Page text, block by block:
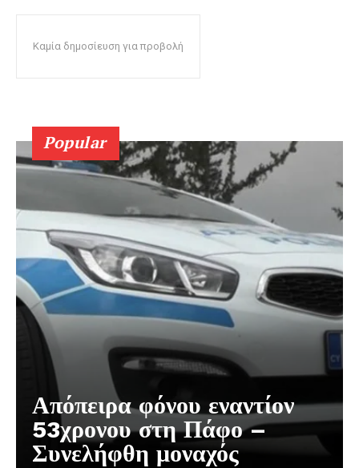
Καμία δημοσίευση για προβολή
Popular
Απόπειρα φόνου εναντίον
53χρονου στη Πάφο –
Συνελήφθη μοναχός